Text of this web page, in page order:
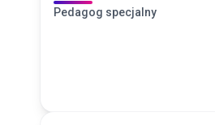
Pedagog specjalny